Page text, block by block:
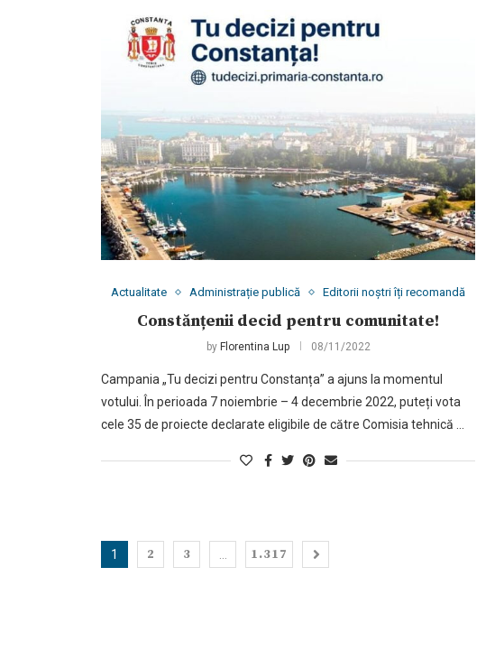
Actualitate Administrație publică Editorii noștri îți recomandă
Constănțenii decid pentru comunitate!
by Florentina Lup 08/11/2022
Campania „Tu decizi pentru Constanța” a ajuns la momentul
votului. În perioada 7 noiembrie – 4 decembrie 2022, puteți vota
cele 35 de proiecte declarate eligibile de către Comisia tehnică …
1 2 3 1.317